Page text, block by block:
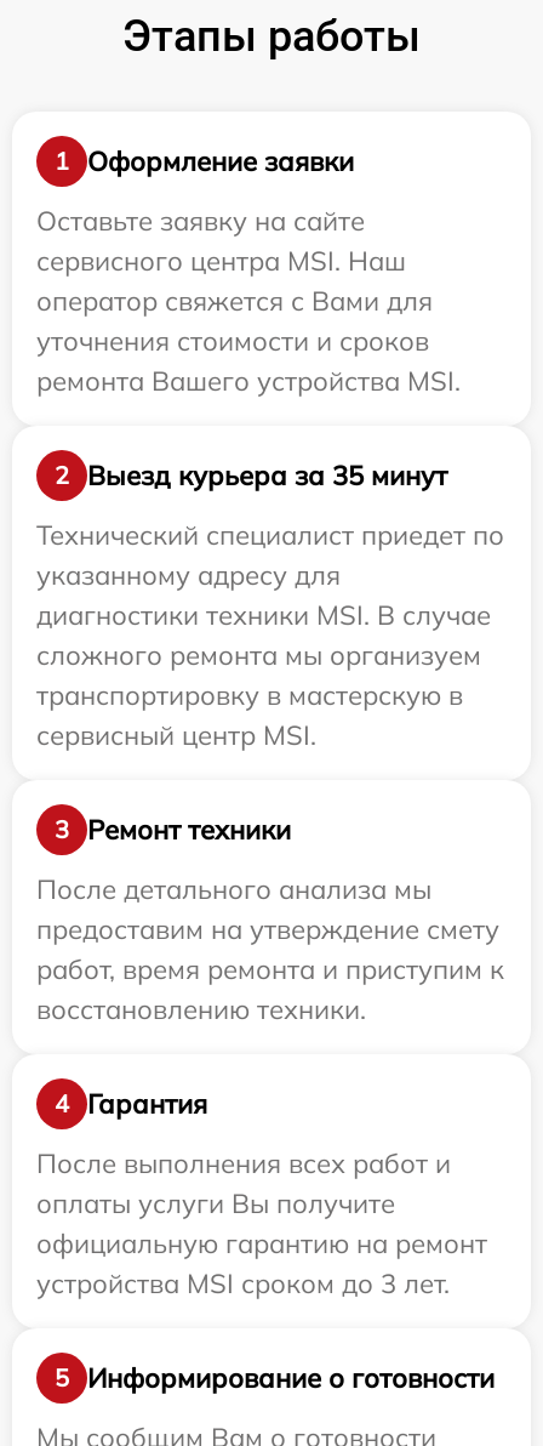
Этапы работы
1
Оформление заявки
Оставьте заявку на сайте
сервисного центра MSI. Наш
оператор свяжется с Вами для
уточнения стоимости и сроков
ремонта Вашего устройства MSI.
2
Выезд курьера за 35 минут
Технический специалист приедет по
указанному адресу для
диагностики техники MSI. В случае
сложного ремонта мы организуем
транспортировку в мастерскую в
сервисный центр MSI.
3
Ремонт техники
После детального анализа мы
предоставим на утверждение смету
работ, время ремонта и приступим к
восстановлению техники.
4
Гарантия
После выполнения всех работ и
оплаты услуги Вы получите
официальную гарантию на ремонт
устройства MSI сроком до 3 лет.
5
Информирование о готовности
Мы сообщим Вам о готовности